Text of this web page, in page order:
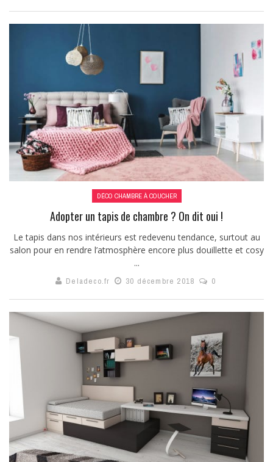
DÉCO CHAMBRE À COUCHER
Adopter un tapis de chambre ? On dit oui !
Le tapis dans nos intérieurs est redevenu tendance, surtout au
salon pour en rendre l’atmosphère encore plus douillette et cosy
...
Deladeco.fr 30 décembre 2018 0